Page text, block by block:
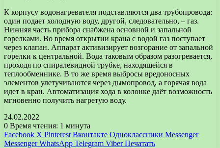
К корпусу водонагревателя подставляются два трубопровода:
один подает холодную воду, другой, следовательно, – газ.
Нижняя часть прибора снабжена основной и запальной
горелками. Во время открытии крана с водой газ поступает
через клапан. Аппарат активизирует возгорание от запальной
горелки к центральной. Вода таковым образом разогревается,
проходя по спиралевидной трубке, находящейся в
теплообменнике. В то же время выбросы вредоносных
элементов улетучиваются через дымопровод, а горячая вода
идет в кран. Автоматизация хода в колонке даёт возможность
мгновенно получить нагретую воду.
24.02.2022
0 Время чтения: 1 минута
Facebook X Pinterest Вконтакте Одноклассники Messenger
Messenger WhatsApp Telegram Viber Печатать